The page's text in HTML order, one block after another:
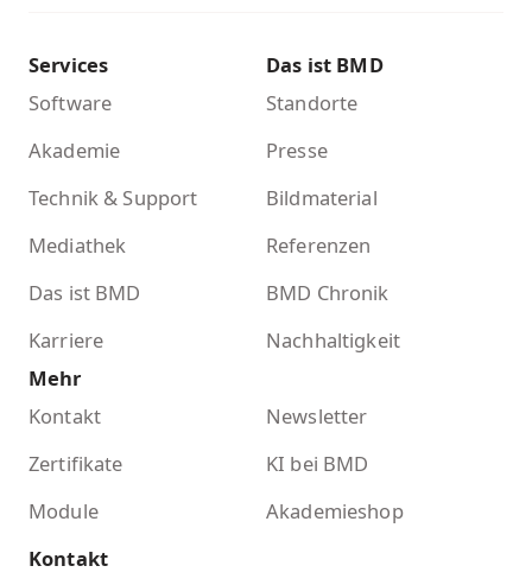
Services
Software
Akademie
Technik & Support
Mediathek
Das ist BMD
Karriere
Das ist BMD
Standorte
Presse
Bildmaterial
Referenzen
BMD Chronik
Nachhaltigkeit
Mehr
Kontakt
Newsletter
Zertifikate
KI bei BMD
Module
Akademieshop
Kontakt